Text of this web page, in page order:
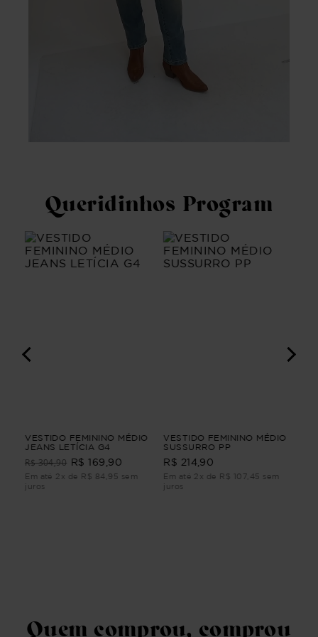
Queridinhos Program
VESTIDO FEMININO MÉDIO
JEANS LETÍCIA G4
R$ 304,90 R$ 169,90
Em até 2x de R$ 84,95 sem
juros
VESTIDO FEMININO MÉDIO
SUSSURRO PP
R$ 214,90
Em até 2x de R$ 107,45 sem
juros
Quem comprou, comprou